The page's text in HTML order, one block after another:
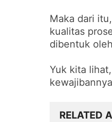
Maka dari
kualitas
dibentuk
Yuk kita
kewajibannya
RELATED